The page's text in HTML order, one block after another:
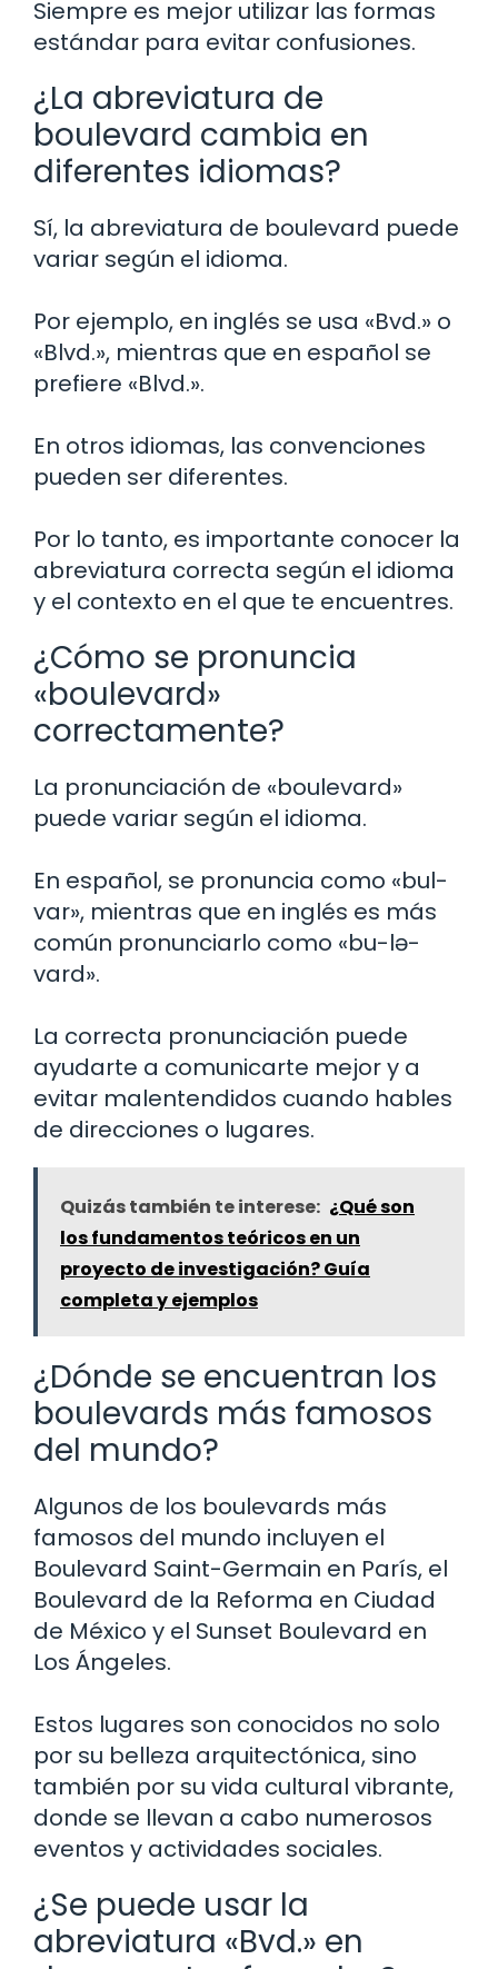
Siempre es mejor utilizar las formas
estándar para evitar confusiones.
¿La abreviatura de
boulevard cambia en
diferentes idiomas?
Sí, la abreviatura de boulevard puede
variar según el idioma.
Por ejemplo, en inglés se usa «Bvd.» o
«Blvd.», mientras que en español se
prefiere «Blvd.».
En otros idiomas, las convenciones
pueden ser diferentes.
Por lo tanto, es importante conocer la
abreviatura correcta según el idioma
y el contexto en el que te encuentres.
¿Cómo se pronuncia
«boulevard»
correctamente?
La pronunciación de «boulevard»
puede variar según el idioma.
En español, se pronuncia como «bul-
var», mientras que en inglés es más
común pronunciarlo como «bu-lə-
vard».
La correcta pronunciación puede
ayudarte a comunicarte mejor y a
evitar malentendidos cuando hables
de direcciones o lugares.
Quizás también te interese: ¿Qué son
los fundamentos teóricos en un
proyecto de investigación? Guía
completa y ejemplos
¿Dónde se encuentran los
boulevards más famosos
del mundo?
Algunos de los boulevards más
famosos del mundo incluyen el
Boulevard Saint-Germain en París, el
Boulevard de la Reforma en Ciudad
de México y el Sunset Boulevard en
Los Ángeles.
Estos lugares son conocidos no solo
por su belleza arquitectónica, sino
también por su vida cultural vibrante,
donde se llevan a cabo numerosos
eventos y actividades sociales.
¿Se puede usar la
abreviatura «Bvd.» en